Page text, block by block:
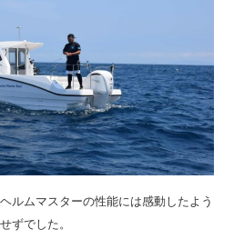
ルムマスターの性能には感動したよう
ずでした。